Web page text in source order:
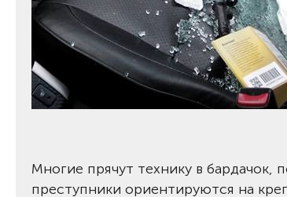
Многие прячут технику в бардачок,
преступники ориентируются на